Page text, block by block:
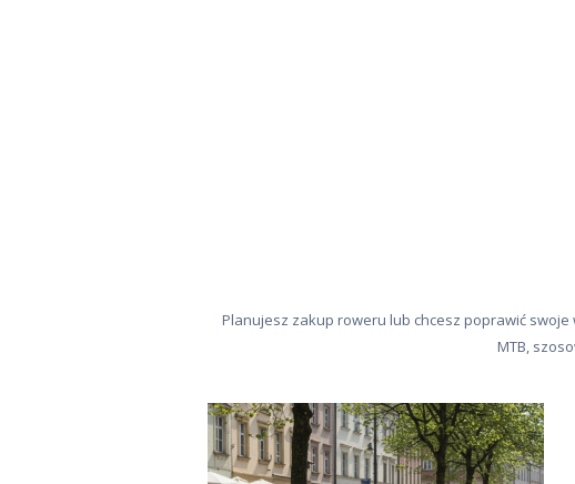
Planujesz zakup roweru lub chcesz poprawić
MTB,